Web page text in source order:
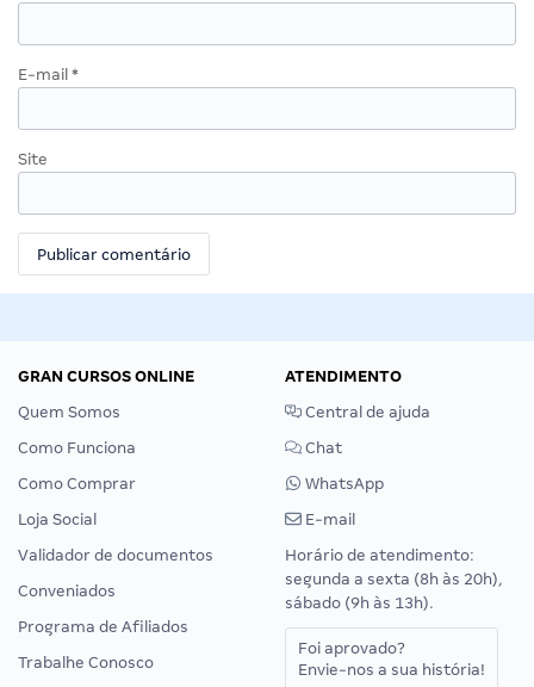
E-mail *
Site
GRAN CURSOS ONLINE
Quem Somos
Como Funciona
Como Comprar
Loja Social
Validador de documentos
Conveniados
Programa de Afiliados
Trabalhe Conosco
ATENDIMENTO
Central de ajuda
Chat
WhatsApp
E-mail
Horário de atendimento:
segunda a sexta (8h às 20h),
sábado (9h às 13h).
Foi aprovado?
Envie-nos a sua história!